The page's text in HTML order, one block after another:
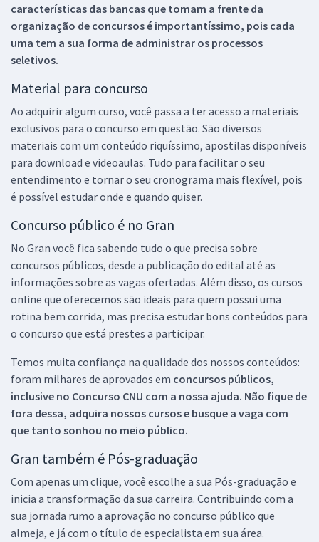
características das bancas que tomam a frente da
organização de concursos é importantíssimo, pois cada
uma tem a sua forma de administrar os processos
seletivos.
Material para concurso
Ao adquirir algum curso, você passa a ter acesso a materiais
exclusivos para o concurso em questão. São diversos
materiais com um conteúdo riquíssimo, apostilas disponíveis
para download e videoaulas. Tudo para facilitar o seu
entendimento e tornar o seu cronograma mais flexível, pois
é possível estudar onde e quando quiser.
Concurso público é no Gran
No Gran você fica sabendo tudo o que precisa sobre
concursos públicos, desde a publicação do edital até as
informações sobre as vagas ofertadas. Além disso, os cursos
online que oferecemos são ideais para quem possui uma
rotina bem corrida, mas precisa estudar bons conteúdos para
o concurso que está prestes a participar.
Temos muita confiança na qualidade dos nossos conteúdos:
foram milhares de aprovados em concursos públicos,
inclusive no Concurso CNU com a nossa ajuda. Não fique de
fora dessa, adquira nossos cursos e busque a vaga com
que tanto sonhou no meio público.
Gran também é Pós-graduação
Com apenas um clique, você escolhe a sua Pós-graduação e
inicia a transformação da sua carreira. Contribuindo com a
sua jornada rumo a aprovação no concurso público que
almeja, e já com o título de especialista em sua área.